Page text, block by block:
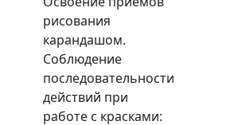
рисования
карандашом.
Соблюдение
последовательности
действий при
работе с красками: